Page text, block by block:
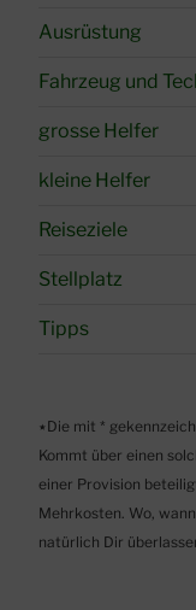
Ausrüstung
Fahrzeug und
grosse Helfer
kleine Helfer
Reiseziele
Stellplatz
Tipps
٭Die mit * gekennzeichneten Links sind sogenannte Affiliate Links.
Kommt über einen
einer Provision
Mehrkosten. Wo,
natürlich Dir